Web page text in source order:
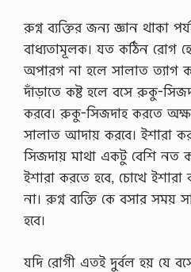
রুগ্ন ব্যক্তির জন্য জ্ঞান থাকা
বাধ্যতামূলক। যত কঠিন রোগ
অপারগ না হলে সালাত ত্যাগ
দাঁড়াতে কষ্ট হলে বসে রুকু-
করবে। রুকু-সিজদাহ করতে
সালাত আদায় করবে। ইশারা
সিজদায় মাথা একটু বেশি নত
ইশারা করতে হবে, চোখে
না। রুগ্ন ব্যক্তি কে বসার সময়
হবে।
যদি রোগী এতই দুর্বল হয় যে